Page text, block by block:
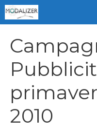
Vai
al
2010